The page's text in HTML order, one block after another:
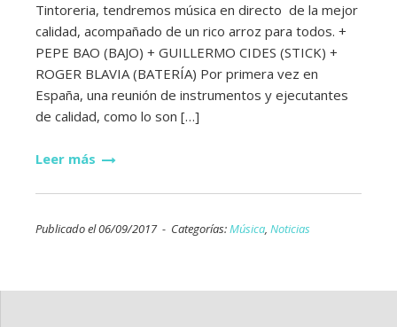
Tintoreria, tendremos música en directo de la mejor
calidad, acompañado de un rico arroz para todos. +
PEPE BAO (BAJO) + GUILLERMO CIDES (STICK) +
ROGER BLAVIA (BATERÍA) Por primera vez en
España, una reunión de instrumentos y ejecutantes
de calidad, como lo son […]
Leer más
Publicado el 06/09/2017 - Categorías:Música, Noticias